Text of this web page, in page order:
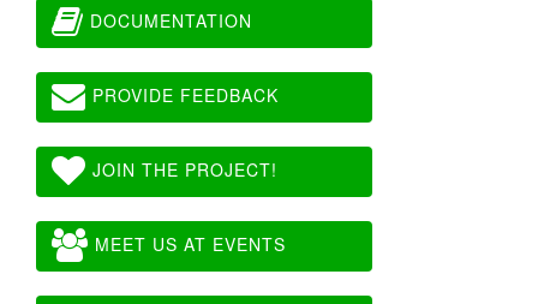
DOCUMENTATION
PROVIDE FEEDBACK
JOIN THE PROJECT!
MEET US AT EVENTS